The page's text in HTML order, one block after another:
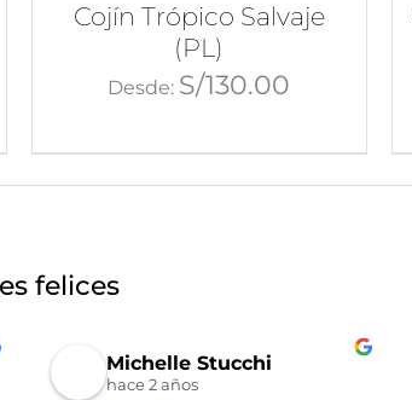
Cojín Trópico Salvaje
(PL)
Desde: S/130.00
felices
Michelle Stucchi
hace 2 años